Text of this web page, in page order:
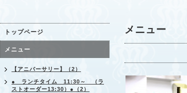
メニュー
トップページ
メニュー
【アニバーサリー】（2）
● ランチタイム 11:30～ （ラ
ストオーダー13:30）●（2）